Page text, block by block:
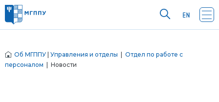
Об МГППУ Управления и отделы
Отдел по работе с
персоналом | Новости